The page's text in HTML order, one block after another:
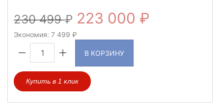
230 499 223 000
Экономия: 7 499
В КОРЗИНУ
Купить в 1 клик